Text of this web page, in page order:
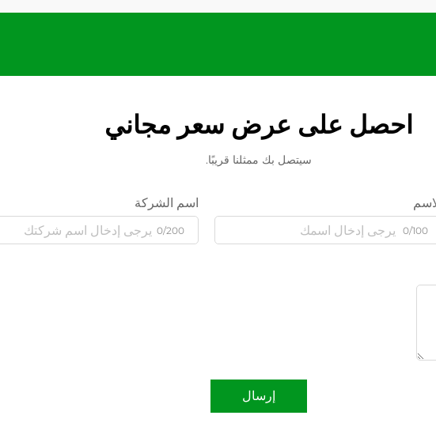
احصل على عرض سعر مجاني
سيتصل بك ممثلنا قريبًا.
0/100
اسم الشركة
0/200
إرسال